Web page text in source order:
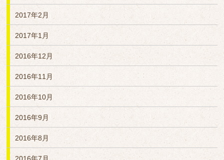
2017年2月
2017年1月
2016年12月
2016年11月
2016年10月
2016年9月
2016年8月